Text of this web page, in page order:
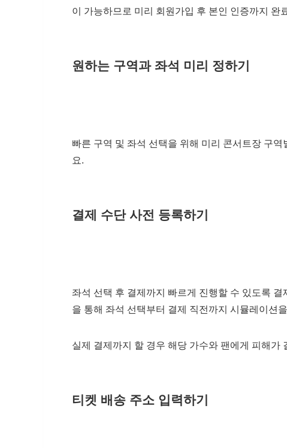
이 가능하므로 미리 회원가입 후 본인 인증까지 완
원하는 구역과 좌석 미리 정하기
빠른 구역 및 좌석 선택을 위해 미리 콘서트장 구
요.
결제 수단 사전 등록하기
좌석 선택 후 결제까지 빠르게 진행할 수 있도록
을 통해 좌석 선택부터 결제 직전까지 시뮬레이션
실제 결제까지 할 경우 해당 가수와 팬에게 피해가
티켓 배송 주소 입력하기